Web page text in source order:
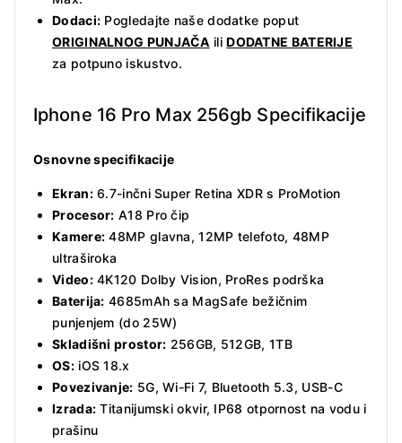
Dodaci: Pogledajte naše dodatke poput
ORIGINALNOG PUNJAČA iliDODATNE BATERIJE
za potpuno iskustvo.
Iphone 16 Pro Max 256gb Specifikacije
Osnovne specifikacije
Ekran:6.7-inčni Super Retina XDR s ProMotion
Procesor: A18 Pro čip
Kamere: 48MP glavna, 12MP telefoto, 48MP
ultraširoka
Video:4K120 Dolby Vision, ProRes podrška
Baterija: 4685mAh sa MagSafe bežičnim
punjenjem (do 25W)
Skladišni prostor: 256GB, 512GB, 1TB
OS:iOS 18.x
Povezivanje: 5G, Wi-Fi 7, Bluetooth 5.3, USB-C
Izrada: Titanijumski okvir, IP68 otpornost na vodu i
prašinu